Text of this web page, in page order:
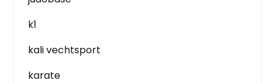
k1
kali vechtsport
karate